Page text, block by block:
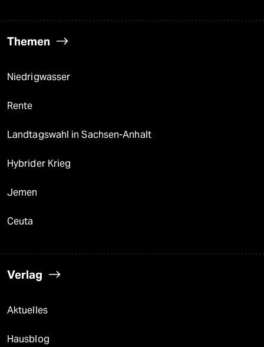
Themen
Niedrigwasser
Rente
Landtagswahl in Sachsen-Anhalt
Hybrider Krieg
Jemen
Ceuta
Verlag
Aktuelles
Hausblog